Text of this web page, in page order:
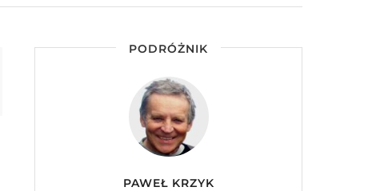
PODRÓŻNIK
PAWEŁ KRZYK